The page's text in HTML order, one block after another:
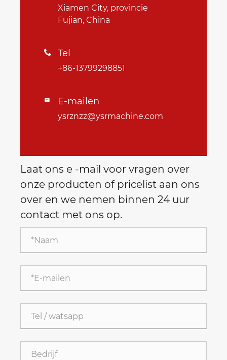
Xiamen City, provincie
Fujian, China
 Tel
+86-13799298851
 E-mailen
ysrznzz@ysrmachine.com
Laat ons e -mail voor vragen over
onze producten of pricelist aan ons
over en we nemen binnen 24 uur
contact met ons op.